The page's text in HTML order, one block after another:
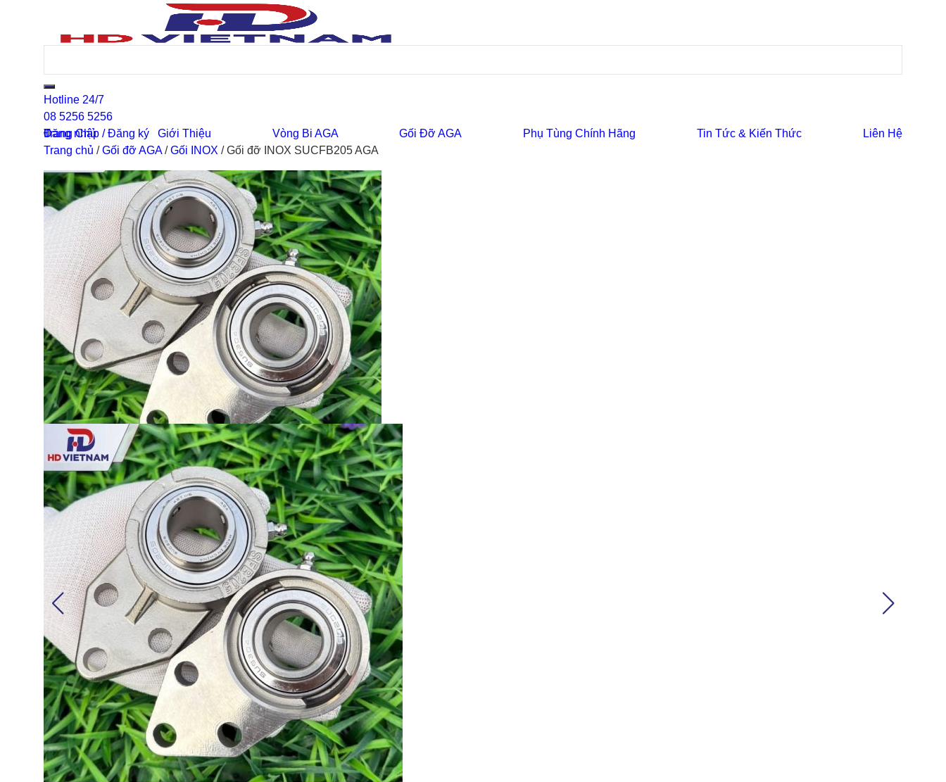
Hotline 24/7
08 5256 5256
0
Đăng nhập / Đăng ký
Trang Chủ Giới Thiệu Vòng Bi AGA Gối Đỡ AGA Phụ Tùng Chính Hãng Tin Tức & Kiến Thức
Liên Hệ
Trang chủ /Gối đỡ AGA/Gối INOX /Gối đỡ INOX SUCFB205 AGA